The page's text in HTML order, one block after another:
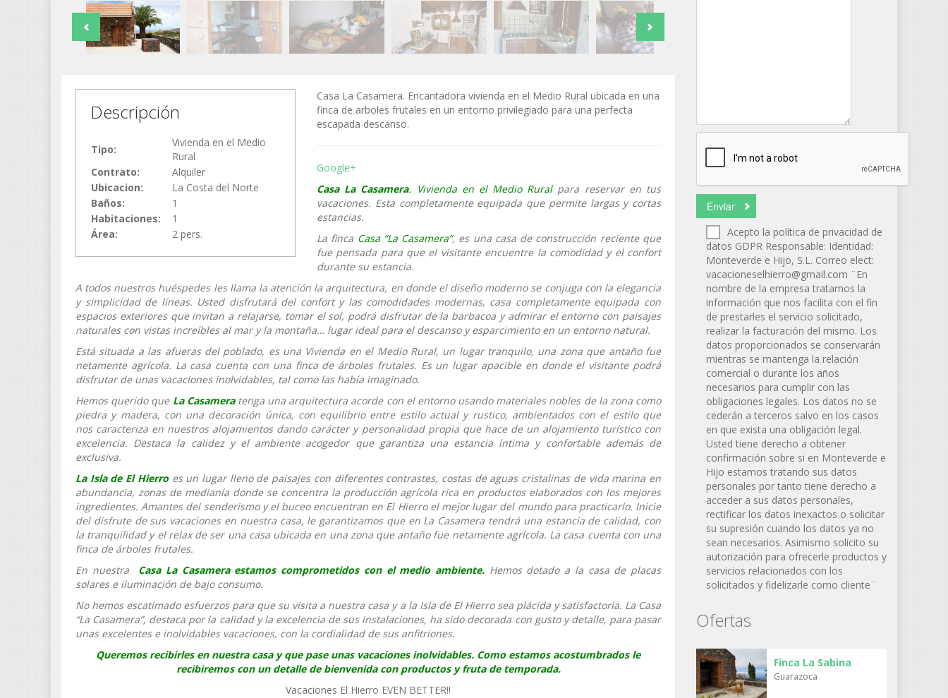
Descripción
Tipo:
Vivienda en el Medio
Rural
Contrato:
Alquiler
Ubicacion:
La Costa del Norte
Baños:
1
Habitaciones:
1
Área:
2 pers.
Casa La Casamera. Encantadora vivienda en el Medio Rural ubicada en una
finca de arboles frutales en un entorno privilegiado para una perfecta
escapada descanso.
Google+
Casa La Casamera. Vivienda en el Medio Ruralpara reservar en tus
vacaciones. Esta completamente equipada que permite largas y cortas
estancias.
La finca Casa “La Casamera”, es una casa de construcción reciente que
fue pensada para que el visitante encuentre la comodidad y el confort
durante su estancia.
A todos nuestros huéspedes les llama la atención la arquitectura, en donde el diseño moderno se conjuga con la elegancia
y simplicidad de líneas. Usted disfrutará del confort y las comodidades modernas, casa completamente equipada con
espacios exteriores que invitan a relajarse, tomar el sol, podrá disfrutar de la barbacoa y admirar el entorno con paisajes
naturales con vistas increíbles al mar y la montaña… lugar ideal para el descanso y esparcimiento en un entorno natural.
Está situada a las afueras del poblado, es una Vivienda en el Medio Rural, un lugar tranquilo, una zona que antaño fue
netamente agrícola. La casa cuenta con una finca de árboles frutales. Es un lugar apacible en donde el visitante podrá
disfrutar de unas vacaciones inolvidables, tal como las había imaginado.
Hemos querido que La Casameratenga una arquitectura acorde con el entorno usando materiales nobles de la zona como
piedra y madera, con una decoración única, con equilibrio entre estilo actual y rustico, ambientados con el estilo que
nos caracteriza en nuestros alojamientos dando carácter y personalidad propia que hace de un alojamiento turístico con
excelencia. Destaca la calidez y el ambiente acogedor que garantiza una estancia íntima y confortable además de
exclusiva.
La Isla de El Hierroes un lugar lleno de paisajes con diferentes contrastes, costas de aguas cristalinas de vida marina en
abundancia, zonas de medianía donde se concentra la producción agrícola rica en productos elaborados con los mejores
ingredientes. Amantes del senderismo y el buceo encuentran en El Hierro el mejor lugar del mundo para practicarlo. Inicie
del disfrute de sus vacaciones en nuestra casa, le garantizamos que en La Casamera tendrá una estancia de calidad, con
la tranquilidad y el relax de ser una casa ubicada en una zona que antaño fue netamente agrícola. La casa cuenta con una
finca de árboles frutales.
En nuestra Casa La Casamera estamos comprometidos con el medio ambiente.Hemos dotado a la casa de placas
solares e iluminación de bajo consumo.
No hemos escatimado esfuerzos para que su visita a nuestra casa y a la Isla de El Hierro sea plácida y satisfactoria. La Casa
“La Casamera”, destaca por la calidad y la excelencia de sus instalaciones, ha sido decorada con gusto y detalle, para pasar
unas excelentes e inolvidables vacaciones, con la cordialidad de sus anfitriones.
Queremos recibirles en nuestra casa y que pase unas vacaciones inolvidables. Como estamos acostumbrados le
recibiremos con un detalle de bienvenida con productos y fruta de temporada.
Vacaciones El Hierro EVEN BETTER!!
Acepto la política de privacidad de
datos GDPR Responsable: Identidad:
Monteverde e Hijo, S.L. Correo elect:
vacacioneselhierro@gmail.com ¨En
nombre de la empresa tratamos la
información que nos facilita con el fin
de prestarles el servicio solicitado,
realizar la facturación del mismo. Los
datos proporcionados se conservarán
mientras se mantenga la relación
comercial o durante los años
necesarios para cumplir con las
obligaciones legales. Los datos no se
cederán a terceros salvo en los casos
en que exista una obligación legal.
Usted tiene derecho a obtener
confirmación sobre si en Monteverde e
Hijo estamos tratando sus datos
personales por tanto tiene derecho a
acceder a sus datos personales,
rectificar los datos inexactos o solicitar
su supresión cuando los datos ya no
sean necesarios. Asimismo solicito su
autorización para ofrecerle productos y
servicios relacionados con los
solicitados y fidelizarle como cliente¨
Ofertas
Finca La Sabina
Guarazoca